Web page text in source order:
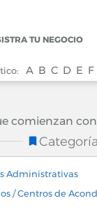
TU NEGOCIO
A B C D E F
comienzan
Administrativas
/ Centros de